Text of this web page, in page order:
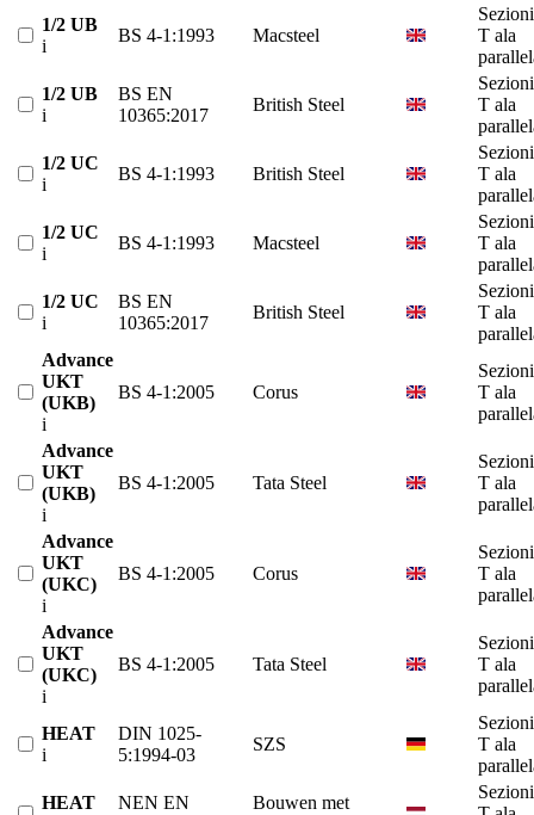
1/2 UB
i
BS 4-1:1993 Macsteel
T ala
1/2 UB
i
BS EN
10365:2017
British Steel
T ala
1/2 UC
i
BS 4-1:1993 British Steel
T ala
1/2 UC
i
BS 4-1:1993 Macsteel
T ala
1/2 UC
i
BS EN
10365:2017
British Steel
T ala
Advance
UKT
(UKB)
i
BS 4-1:2005 Corus
T ala
Advance
UKT
(UKB)
i
BS 4-1:2005 Tata Steel
T ala
Advance
UKT
(UKC)
i
BS 4-1:2005 Corus
T ala
Advance
UKT
(UKC)
i
BS 4-1:2005 Tata Steel
T ala
HEAT
i
DIN 1025-
5:1994-03
SZS
T ala
HEAT
NEN EN
Bouwen met